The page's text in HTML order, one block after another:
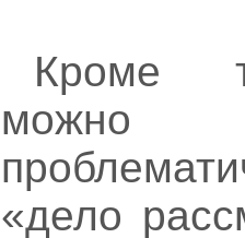
Кроме
можно
«дело